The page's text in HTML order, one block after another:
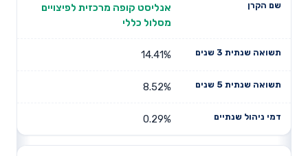
אנליסט קופה מרכזית לפיצויים
מסלול כללי
14.41%
8.52%
0.29%